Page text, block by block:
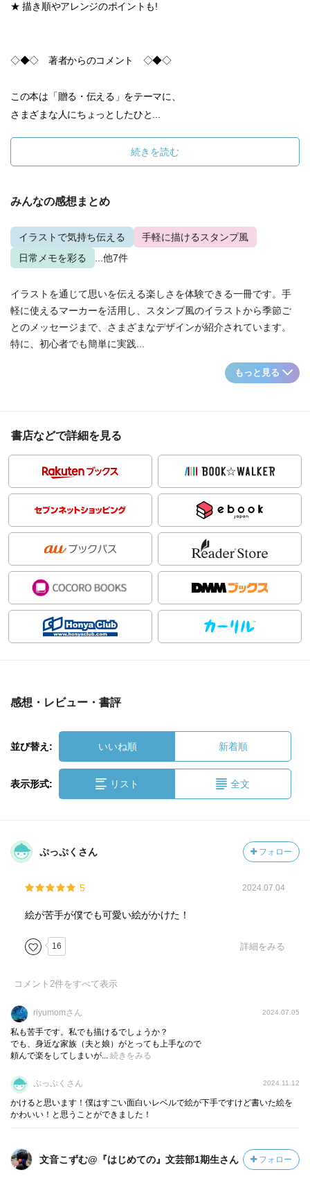
★ 描き順やアレンジのポイントも!
◇◆◇ 著者からのコメント ◇◆◇
この本は「贈る・伝える」をテーマに、
さまざまな人にちょっとしたひと...
続きを読む
みんなの感想まとめ
イラストで気持ち伝える
手軽に描けるスタンプ風
日常メモを彩る
...他7件
イラストを通じて思いを伝える楽しさを体験できる一冊です。手
軽に使えるマーカーを活用し、スタンプ風のイラストから季節ご
とのメッセージまで、さまざまなデザインが紹介されています。
特に、初心者でも簡単に実践...
もっと見る
書店などで詳細を見る
感想・レビュー・書評
並び替え: いいね順 新着順
表示形式: リスト 全文
ぷっぷくさん フォロー
5 2024.07.04
絵が苦手が僕でも可愛い絵がかけた！
16 詳細をみる
コメント 2件をすべて表示
riyumomさん 2024.07.05
私も苦手です。私でも描けるでしょうか？
でも、身近な家族（夫と娘）がとっても上手なので
頼んで楽をしてしまいが... 続きをみる
ぷっぷくさん 2024.11.12
かけると思います！僕はすごい面白いレベルで絵が下手ですけど書いた絵を
かわいい！と思うことができました！
文音こずむ@『はじめての』文芸部1期生さん フォロー